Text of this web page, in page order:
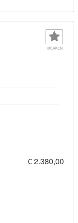
MERKEN
€ 2.380,00